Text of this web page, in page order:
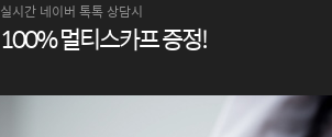
실시간 네이버 톡톡 상담시
100% 멀티스카프 증정!